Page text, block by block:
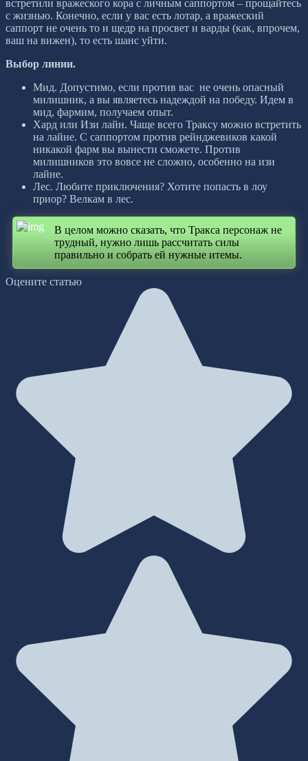
встретили вражеского кора с личным саппортом – прощайтесь
с жизнью. Конечно, если у вас есть лотар, а вражеский
саппорт не очень то и щедр на просвет и варды (как, впрочем,
ваш на вижен), то есть шанс уйти.
Выбор линии.
Мид. Допустимо, если против вас не очень опасный
милишник, а вы являетесь надеждой на победу. Идем в
мид, фармим, получаем опыт.
Хард или Изи лайн. Чаще всего Траксу можно встретить
на лайне. С саппортом против рейнджевиков какой
никакой фарм вы вынести сможете. Против
милишников это вовсе не сложно, особенно на изи
лайне.
Лес. Любите приключения? Хотите попасть в лоу
приор? Велкам в лес.
В целом можно сказать, что Тракса персонаж не
трудный, нужно лишь рассчитать силы
правильно и собрать ей нужные итемы.
Оцените статью